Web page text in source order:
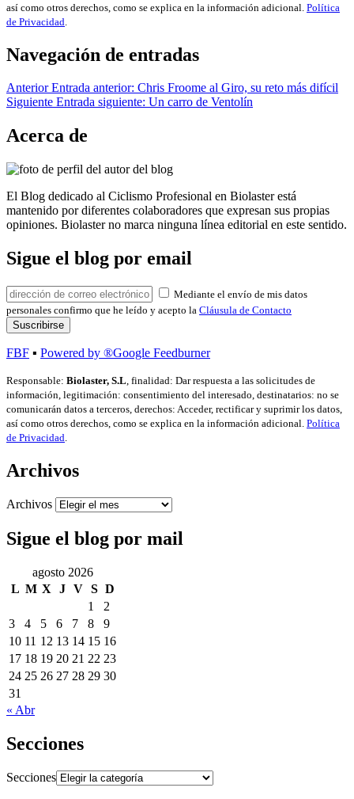
así como otros derechos, como se explica en la información adicional. Política
de Privacidad
Navegación de entradas
Anterior Entrada anterior: Chris Froome al Giro, su reto más difícil
Siguiente Entrada siguiente: Un carro de Ventolín
Acerca de
El Blog dedicado al Ciclismo Profesional en Biolaster está
mantenido por diferentes colaboradores que expresan sus propias
opiniones. Biolaster no marca ninguna línea editorial en este sentido.
Sigue el blog por email
Mediante el envío de mis datos
personales confirmo que he leído y acepto la Cláusula de Contacto
FBF ▪ Powered by ®Google Feedburner
Responsable: Biolaster, S.L, finalidad: Dar respuesta a las solicitudes de
información, legitimación: consentimiento del interesado, destinatarios: no se
comunicarán datos a terceros, derechos: Acceder, rectificar y suprimir los datos,
así como otros derechos, como se explica en la información adicional. Política
de Privacidad.
Archivos
Archivos
Sigue el blog por mail
agosto 2026
L M X J V S D
1
2
3
4 5 6 7 8
9
10 11 12 13 14 15 16
17 18 19 20 21 22 23
24 25 26 27 28 29 30
31
« Abr
Secciones
Secciones